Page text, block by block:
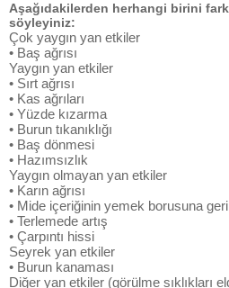
Aşağıdakilerden herhangi birini
söyleyiniz:
Çok yaygın yan etkiler
• Baş ağrısı
Yaygın yan etkiler
• Sırt ağrısı
• Kas ağrıları
• Yüzde kızarma
• Burun tıkanıklığı
• Baş dönmesi
• Hazımsızlık
Yaygın olmayan yan etkiler
• Karın ağrısı
• Mide içeriğinin yemek borusuna
• Terlemede artış
• Çarpıntı hissi
Seyrek yan etkiler
• Burun kanaması
Diğer yan etkiler (görülme sıklıkları